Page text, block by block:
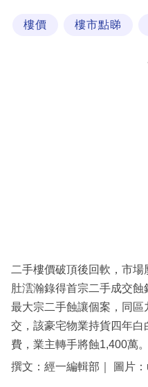
場
樓價 樓市點睇
二手樓價破頂後回軟，市
肚澐瀚錄得首宗二手成交
最大宗二手蝕讓個案，同
交，該豪宅物業持貨四年
費，業主轉手將蝕1,400萬。
撰文：經一編輯部｜ 圖片